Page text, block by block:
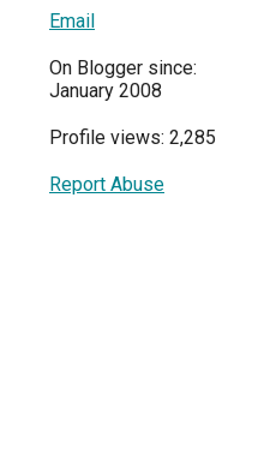
Email
On Blogger since:
January 2008
Profile views: 2,285
Report Abuse